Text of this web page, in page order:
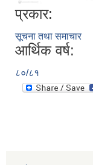
प्रकार:
सूचना तथा समाचार
आर्थिक वर्ष:
८०/८१